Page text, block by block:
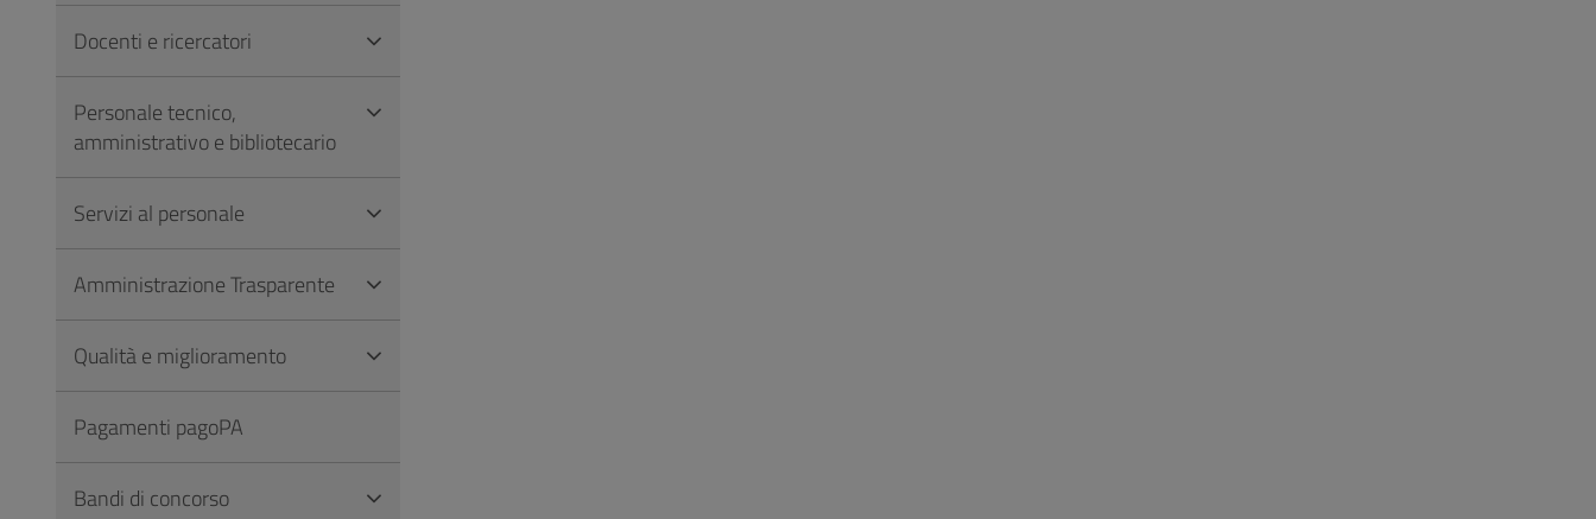
Docenti e ricercatori
Personale tecnico,
amministrativo e bibliotecario
Servizi al personale
Amministrazione Trasparente
Qualità e miglioramento
Pagamenti pagoPA
Bandi di concorso